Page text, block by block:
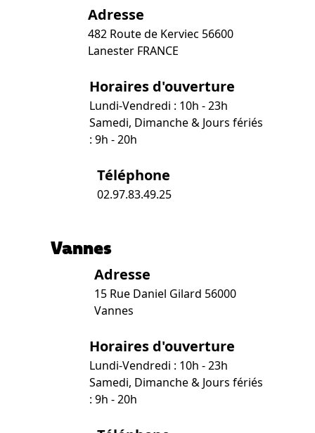
Adresse
482 Route de Kerviec 56600
Lanester FRANCE
Horaires d'ouverture
Lundi-Vendredi : 10h - 23h
Samedi, Dimanche & Jours fériés
: 9h - 20h
Téléphone
02.97.83.49.25
Vannes
Adresse
15 Rue Daniel Gilard 56000
Vannes
Horaires d'ouverture
Lundi-Vendredi : 10h - 23h
Samedi, Dimanche & Jours fériés
: 9h - 20h